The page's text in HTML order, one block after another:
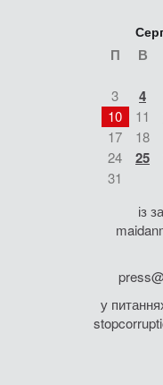
П В
3 4
10
11
17
18
24
25
31
із
у